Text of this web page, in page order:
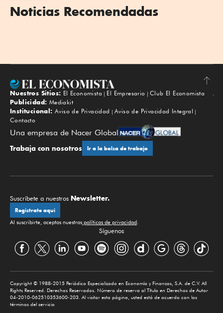
Noticias Recomendadas
Subir
Nuestros Sitios: El Economista El Empresario
Club El Economista
Publicidad: Mediakit
Institucional: Aviso de Privacidad
Aviso de Privacidad Integral
Contacto
Una empresa de Nacer Global
Trabaja con nosotros Ir a la bolsa de trabajo
Suscríbete a nuestros Newsletter.
Regístrate aquí
Al suscribirte, aceptas nuestras políticas de privacidad
Síguenos
Copyright © 1988-2015 Periódico Especializado en Economía y Finanzas, S.A. de C.V. All
Rights Reserved. Derechos Reservados. Número de reserva al Título en Derechos de Autor
04-2010-062510353600-203. Al visitar esta página, usted está de acuerdo con los
términos del servicio